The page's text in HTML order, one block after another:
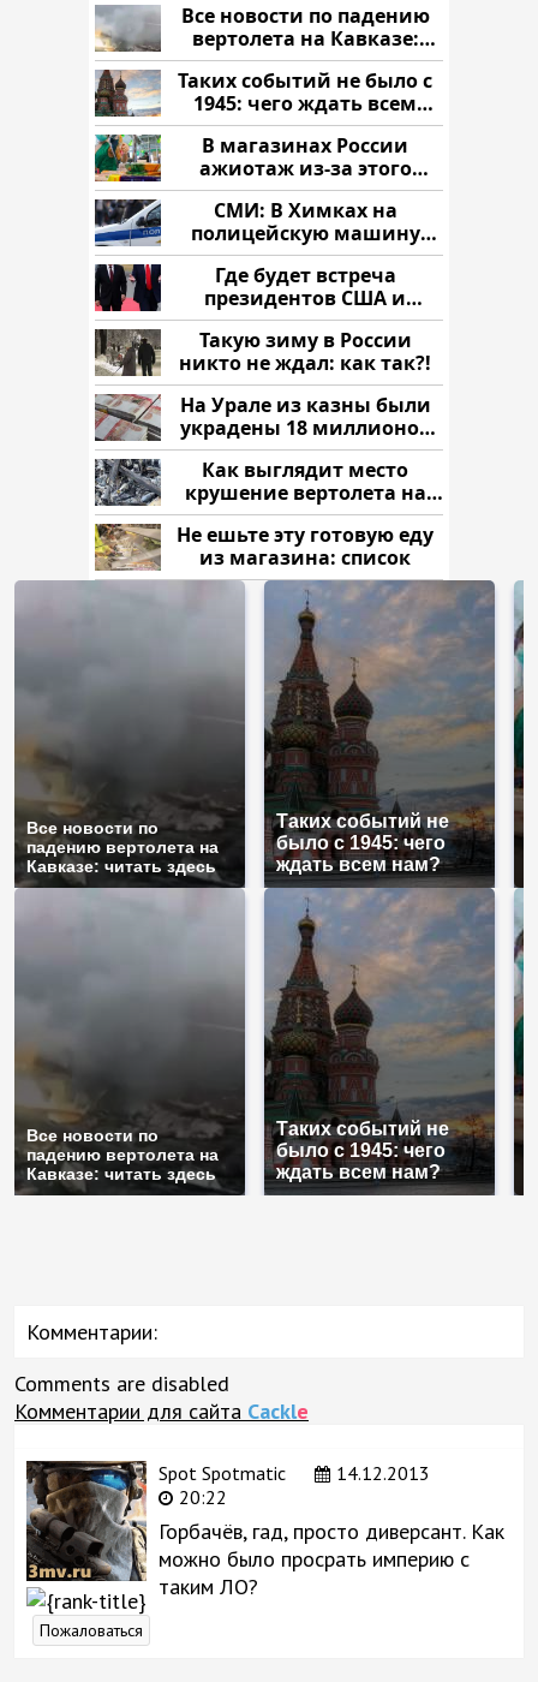
Все новости по падению
вертолета на Кавказе:
читать здесь
Таких событий не было с
1945: чего ждать всем
нам?
В магазинах России
ажиотаж из-за этого
продукта: что купить?
СМИ: В Химках на
полицейскую машину
напали и подожгли.
Где будет встреча
президентов США и
России: Европа?
Такую зиму в России
никто не ждал: как так?!
На Урале из казны были
украдены 18 миллионов
рублей
Как выглядит место
крушение вертолета на
Кавказе: смотреть
Не ешьте эту готовую еду
из магазина: список
Все новости по
падению вертолета на
Кавказе: читать здесь
Таких событий не
было с 1945: чего
ждать всем нам?
Все новости по
падению вертолета на
Кавказе: читать здесь
Таких событий не
было с 1945: чего
ждать всем нам?
Комментарии:
Comments are disabled
Комментарии для сайта Cackle
Spot Spotmatic
14.12.2013
20:22
Горбачёв, гад, просто диверсант. Как
можно было просрать империю с
таким ЛО?
Пожаловаться